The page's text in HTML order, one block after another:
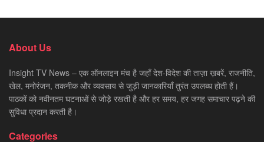
About Us
Insight TV News – एक ऑनलाइन मंच है जहाँ देश-विदेश की ताज़ा ख़बरें, राजनीति,
खेल, मनोरंजन, तकनीक और व्यवसाय से जुड़ी जानकारियाँ तुरंत उपलब्ध होती हैं।
पाठकों को नवीनतम घटनाओं से जोड़े रखती है और हर समय, हर जगह समाचार पढ़ने की
सुविधा प्रदान करती है।
Categories